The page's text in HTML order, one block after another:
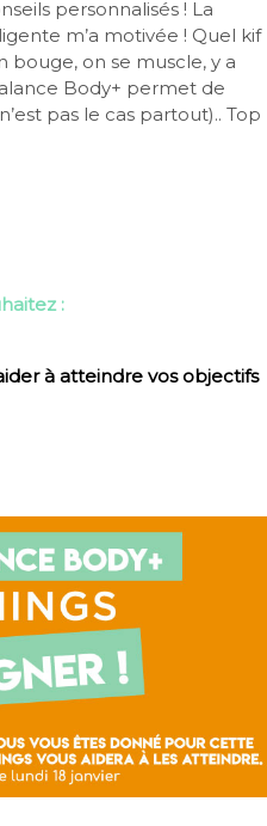
personnalisés ! La
m’a motivée ! Quel kif
bouge, on se muscle, y a
Body+ permet de
pas le cas partout).. Top
:
à atteindre vos objectifs